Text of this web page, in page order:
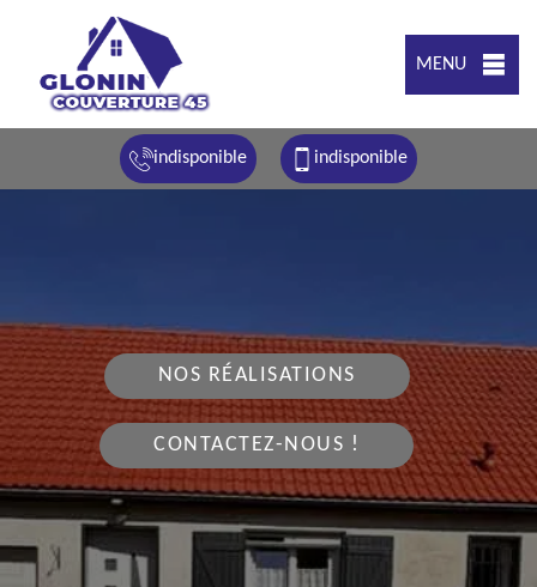
MENU
indisponible indisponible
NOS RÉALISATIONS
CONTACTEZ-NOUS !